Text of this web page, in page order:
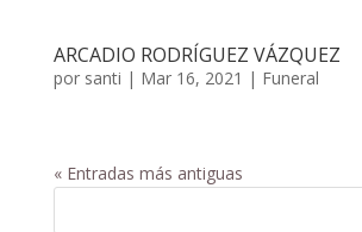
ARCADIO RODRÍGUEZ VÁZQUEZ
por santi | Mar 16, 2021 | Funeral
« Entradas más antiguas